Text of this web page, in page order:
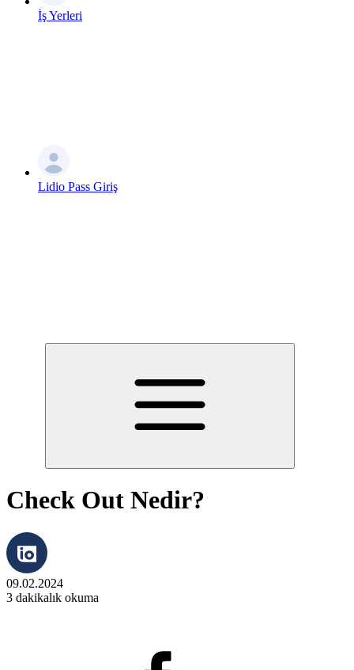
İş Yerleri
Lidio Pass Giriş
Check Out Nedir?
09.02.2024
3 dakikalık okuma